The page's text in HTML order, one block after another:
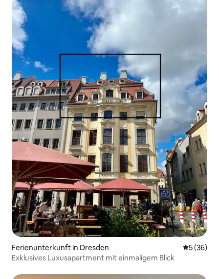
Ferienunterkunft in Dresden
5 (36)
Exklusives Luxusapartment mit einmaligem Blick